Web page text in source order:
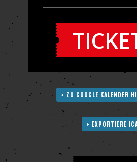
+ ZU GOOGLE KALENDER
+ EXPORTIERE